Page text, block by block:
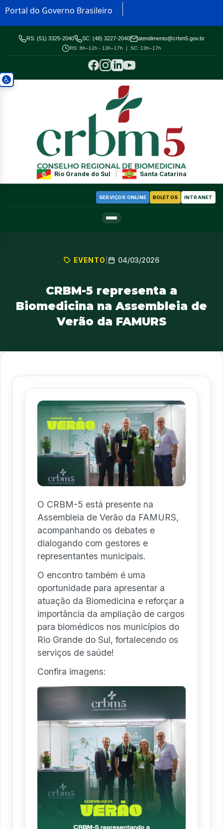
Portal do Governo Brasileiro
RS: (51) 3325-2040 SC: (48) 3227-2040 atendimento@crbm5.gov.br
RS: 8h–12h - 13h–17h | SC: 13h–17h
Rio Grande do Sul Santa Catarina
SERVIÇOS ONLINE BOLETOS INTRANET
EVENTO 04/03/2026
CRBM-5 representa a
Biomedicina na Assembleia de
Verão da FAMURS
O CRBM-5 está presente na
Assembleia de Verão da FAMURS,
acompanhando os debates e
dialogando com gestores e
representantes municipais.
O encontro também é uma
oportunidade para apresentar a
atuação da Biomedicina e reforçar a
importância da ampliação de cargos
para biomédicos nos municípios do
Rio Grande do Sul, fortalecendo os
serviços de saúde!
Confira imagens: